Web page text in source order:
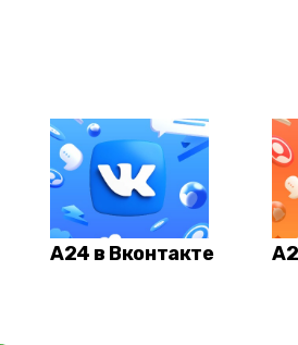
А24 в Вконтакте